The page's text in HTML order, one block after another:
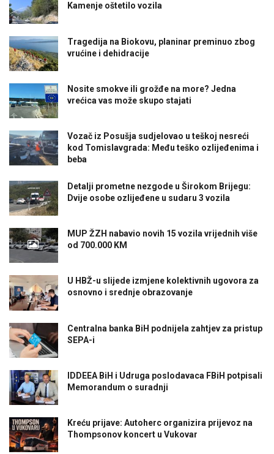
Kamenje oštetilo vozila
Tragedija na Biokovu, planinar preminuo zbog
vrućine i dehidracije
Nosite smokve ili grožđe na more? Jedna
vrećica vas može skupo stajati
Vozač iz Posušja sudjelovao u teškoj nesreći
kod Tomislavgrada: Među teško ozlijeđenima i
beba
Detalji prometne nezgode u Širokom Brijegu:
Dvije osobe ozlijeđene u sudaru 3 vozila
MUP ŽZH nabavio novih 15 vozila vrijednih više
od 700.000 KM
U HBŽ-u slijede izmjene kolektivnih ugovora za
osnovno i srednje obrazovanje
Centralna banka BiH podnijela zahtjev za pristup
SEPA-i
IDDEEA BiH i Udruga poslodavaca FBiH potpisali
Memorandum o suradnji
Kreću prijave: Autoherc organizira prijevoz na
Thompsonov koncert u Vukovar